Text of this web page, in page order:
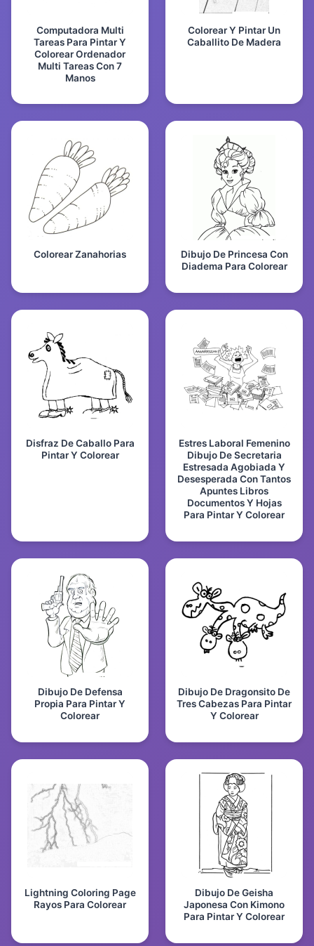
Computadora Multi
Tareas Para Pintar Y
Colorear Ordenador
Multi Tareas Con 7
Manos
Colorear Y Pintar Un
Caballito De Madera
Colorear Zanahorias
Dibujo De Princesa Con
Diadema Para Colorear
Disfraz De Caballo Para
Pintar Y Colorear
Estres Laboral Femenino
Dibujo De Secretaria
Estresada Agobiada Y
Desesperada Con Tantos
Apuntes Libros
Documentos Y Hojas
Para Pintar Y Colorear
Dibujo De Defensa
Propia Para Pintar Y
Colorear
Dibujo De Dragonsito De
Tres Cabezas Para Pintar
Y Colorear
Lightning Coloring Page
Rayos Para Colorear
Dibujo De Geisha
Japonesa Con Kimono
Para Pintar Y Colorear